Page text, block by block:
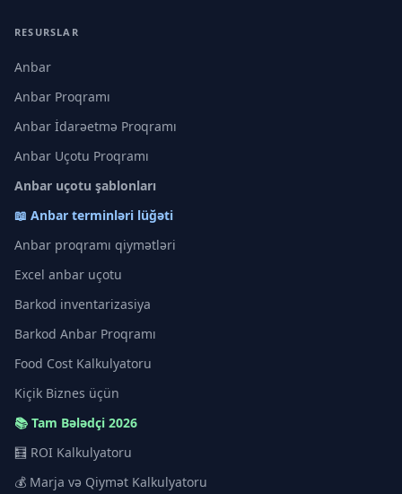
RESURSLAR
Anbar
Anbar Proqramı
Anbar İdarəetmə Proqramı
Anbar Uçotu Proqramı
Anbar uçotu şablonları
📖 Anbar terminləri lüğəti
Anbar proqramı qiymətləri
Excel anbar uçotu
Barkod inventarizasiya
Barkod Anbar Proqramı
Food Cost Kalkulyatoru
Kiçik Biznes üçün
📚 Tam Bələdçi 2026
🧮 ROI Kalkulyatoru
💰 Marja və Qiymət Kalkulyatoru